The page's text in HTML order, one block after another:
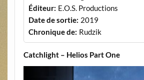
Éditeur: E.O.S. Productions
Date de sortie: 2019
Chronique de: Rudzik
Catchlight – Helios Part One